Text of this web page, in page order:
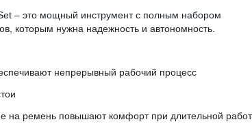
– это мощный инструмент с полным набором
которым нужна надежность и автономность.
непрерывный рабочий процесс
на ремень повышают комфорт при длительной